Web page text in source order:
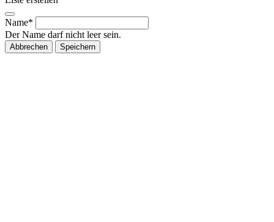
Name*
Der Name darf nicht leer sein.
Abbrechen Speichern